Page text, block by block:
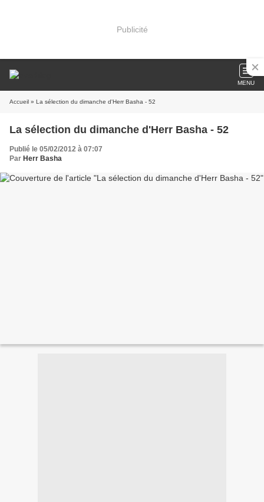
Publicité
MENU
Accueil » La sélection du dimanche d'Herr Basha - 52
La sélection du dimanche d'Herr Basha - 52
Publié le 05/02/2012 à 07:07
Par Herr Basha